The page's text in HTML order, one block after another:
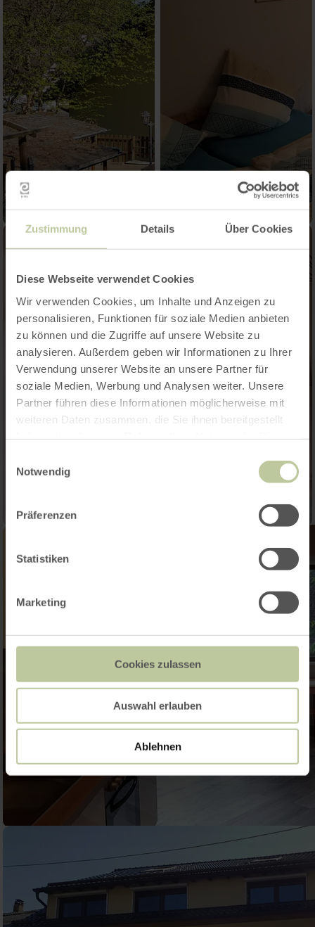
Zustimmung Details Über Cookies
Diese Webseite verwendet Cookies
Wir verwenden Cookies, um Inhalte und Anzeigen zu
personalisieren, Funktionen für soziale Medien anbieten
zu können und die Zugriffe auf unsere Website zu
analysieren. Außerdem geben wir Informationen zu Ihrer
Verwendung unserer Website an unsere Partner für
soziale Medien, Werbung und Analysen weiter. Unsere
Partner führen diese Informationen möglicherweise mit
weiteren Daten zusammen, die Sie ihnen bereitgestellt
Notwendig
Präferenzen
Statistiken
Marketing
Cookies zulassen
Auswahl erlauben
Ablehnen